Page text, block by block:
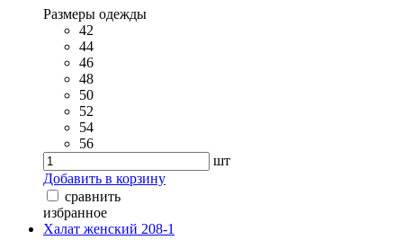
Размеры одежды
42
44
46
48
50
52
54
56
шт
Добавить в корзину
сравнить
избранное
Халат женский 208-1